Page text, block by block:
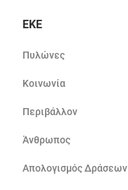
ΕΚΕ
Πυλώνες
Κοινωνία
Περιβάλλον
Άνθρωπος
Απολογισμός Δράσεων